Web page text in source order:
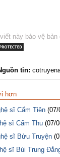
này bảo vệ bản
tin:
hơn
sĩ Cẩm Tiên (07/
sĩ Cẩm Thu (07/
sĩ Bửu Truyện
sĩ Bùi Trung